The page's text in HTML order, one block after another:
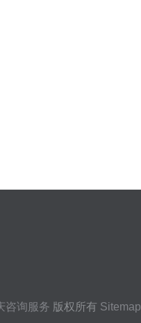
咨询服务 版权所有 Sitemap